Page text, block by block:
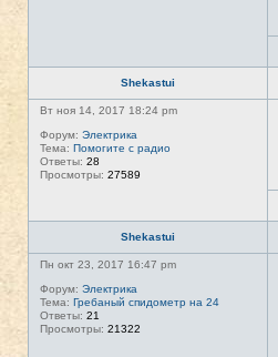
Shekastui
Вт ноя 14, 2017 18:24 pm
Форум: Электрика
Тема: Помогите с радио
Ответы: 28
Просмотры: 27589
Shekastui
Пн окт 23, 2017 16:47 pm
Форум: Электрика
Тема: Гребаный спидометр на 24
Ответы: 21
Просмотры: 21322